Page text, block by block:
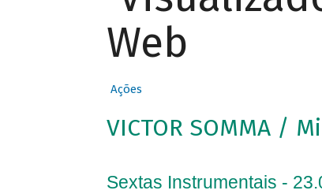
Web
Ações
VICTOR SOMMA /
Sextas Instrumentais -